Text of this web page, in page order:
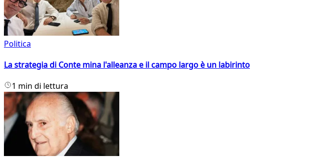
Politica
La strategia di Conte mina l'alleanza e il campo largo è un labirinto
1 min di lettura